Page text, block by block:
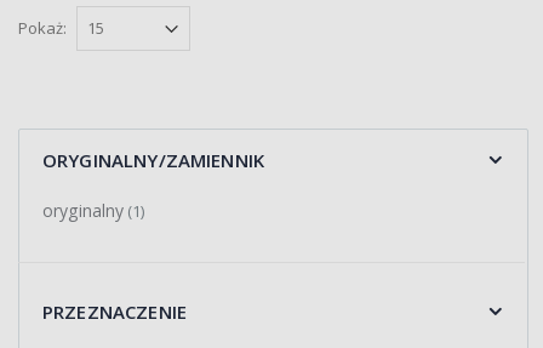
Pokaż:
ORYGINALNY/ZAMIENNIK
oryginalny (1)
PRZEZNACZENIE